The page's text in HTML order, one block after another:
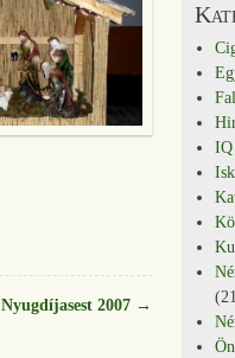
Nyugdíjasest 2007 →